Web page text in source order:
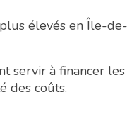
élevés en Île-de-
servir à financer les
des coûts.